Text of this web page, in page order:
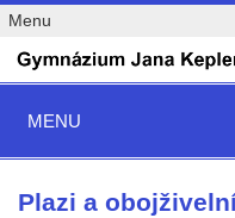
Menu
MENU
Plazi a